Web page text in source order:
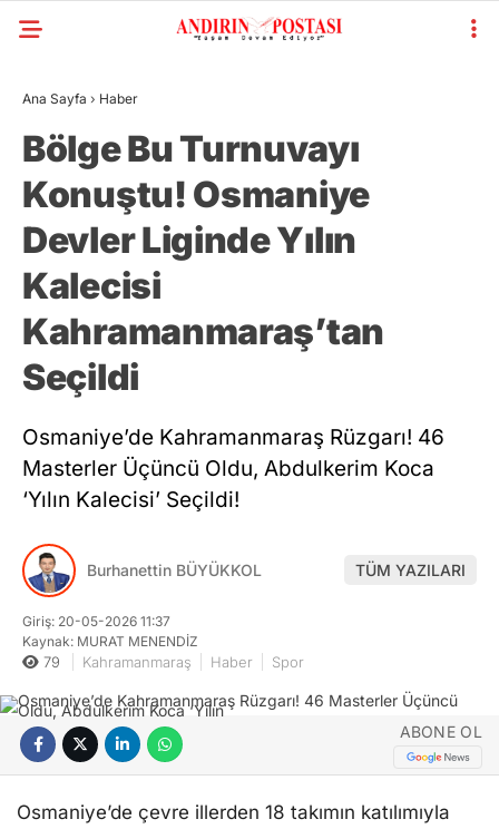
Ana Sayfa › Haber
Bölge Bu Turnuvayı
Konuştu! Osmaniye
Devler Liginde Yılın
Kalecisi
Kahramanmaraş’tan
Seçildi
Osmaniye’de Kahramanmaraş Rüzgarı! 46
Masterler Üçüncü Oldu, Abdulkerim Koca
‘Yılın Kalecisi’ Seçildi!
Burhanettin BÜYÜKKOL TÜM YAZILARI
Giriş: 20-05-2026 11:37
Kaynak: MURAT MENENDİZ
79 Kahramanmaraş Haber Spor
ABONE OL
Osmaniye’de çevre illerden 18 takımın katılımıyla